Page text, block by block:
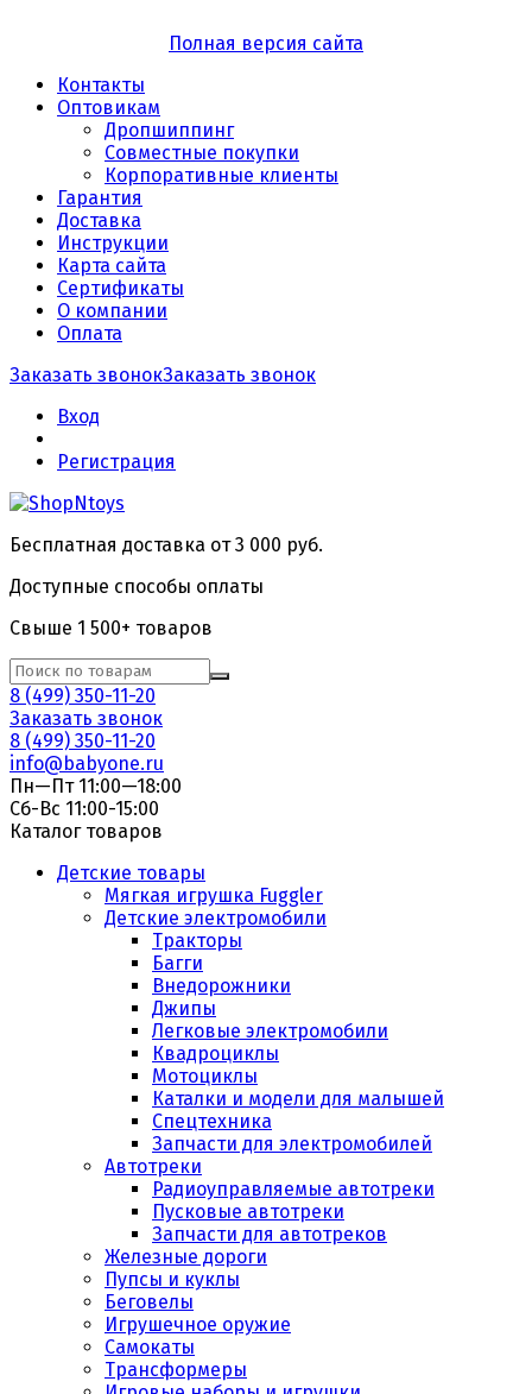
Полная версия сайта
Контакты
Оптовикам
Дропшиппинг
Совместные покупки
Корпоративные клиенты
Гарантия
Доставка
Инструкции
Карта сайта
Сертификаты
О компании
Оплата
Заказать звонокЗаказать звонок
Вход
Регистрация
Бесплатная доставка от 3 000 руб.
Доступные способы оплаты
Свыше 1 500+ товаров
8 (499) 350-11-20
Заказать звонок
8 (499) 350-11-20
info@babyone.ru
Пн—Пт 11:00—18:00
Сб-Вс 11:00-15:00
Каталог товаров
Детские товары
Мягкая игрушка Fuggler
Детские электромобили
Тракторы
Багги
Внедорожники
Джипы
Легковые электромобили
Квадроциклы
Мотоциклы
Каталки и модели для малышей
Спецтехника
Запчасти для электромобилей
Автотреки
Радиоуправляемые автотреки
Пусковые автотреки
Запчасти для автотреков
Железные дороги
Пупсы и куклы
Беговелы
Игрушечное оружие
Самокаты
Трансформеры